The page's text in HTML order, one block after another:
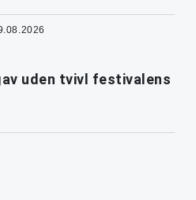
uden tvivl festivalens